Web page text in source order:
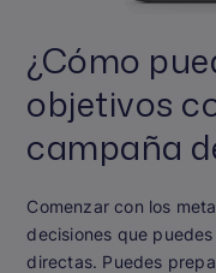
¿Cómo
objetivos
campaña
Comenzar con los
decisiones que
directas. Puedes